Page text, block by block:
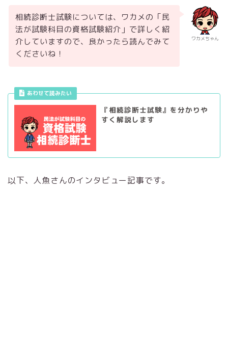
ワカメちゃん
相続診断士試験については、ワカメの「民
法が試験科目の資格試験紹介」で詳しく紹
介していますので、良かったら読んでみて
くださいね！
あわせて読みたい
『相続診断士試験』を分かりや
すく解説します
以下、人魚さんのインタビュー記事です。